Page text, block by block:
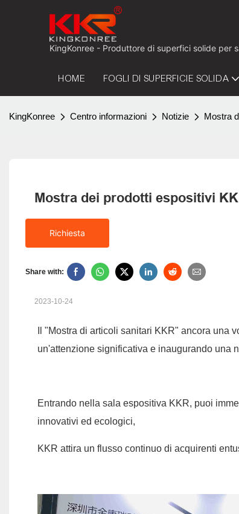
KingKonree - Produttore di superfici solide per
HOME FOGLI DI SUPERFICIE SOLIDA
KingKonree Centro informazioni Notizie Mostra
Mostra dei prodotti espositivi
Richiesta
Share with:
2023-10-24
Il "Mostra di articoli sanitari KKR" ancora una
un'attenzione significativa e inaugurando una
Entrando nella sala espositiva KKR, puoi
innovativi ed ecologici,
KKR attira un flusso continuo di acquirenti